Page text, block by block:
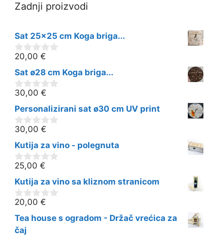
Zadnji proizvodi
Sat 25x25 cm Koga briga...
0
o
d
5
20,00 €
Sat ø28 cm Koga briga...
0
o
d
5
30,00 €
Personalizirani sat ø30 cm UV print
0
o
d
5
30,00 €
Kutija za vino - polegnuta
0
o
d
5
25,00 €
Kutija za vino sa kliznom stranicom
0
o
d
5
20,00 €
Tea house s ogradom - Držač vrećica za
čaj